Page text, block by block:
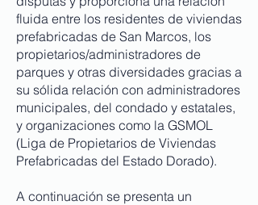
fluida entre los residentes de viviendas
prefabricadas de San Marcos, los
propietarios/administradores de
parques y otras diversidades gracias a
su sólida relación con administradores
municipales, del condado y estatales,
y organizaciones como la GSMOL
(Liga de Propietarios de Viviendas
Prefabricadas del Estado Dorado).
A continuación se presenta un